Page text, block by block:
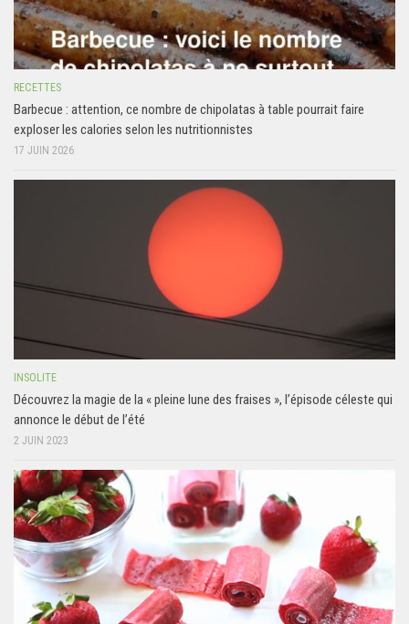
RECETTES
Barbecue : attention, ce nombre de chipolatas à table pourrait faire
exploser les calories selon les nutritionnistes
17 JUIN 2026
INSOLITE
Découvrez la magie de la « pleine lune des fraises », l’épisode céleste qui
annonce le début de l’été
2 JUIN 2023